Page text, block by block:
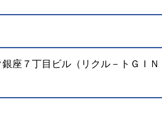
座７丁目ビル（リクル－トＧＩＮ